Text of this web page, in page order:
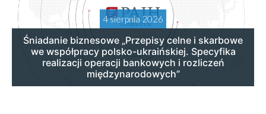
4 sierpnia 2026
Śniadanie biznesowe „Przepisy celne i skarbowe
we współpracy polsko-ukraińskiej. Specyfika
realizacji operacji bankowych i rozliczeń
międzynarodowych”